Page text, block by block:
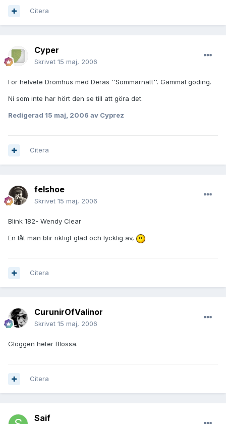
Citera
Cyper
Skrivet 15 maj, 2006
För helvete Drömhus med Deras ''Sommarnatt''. Gammal goding.
Ni som inte har hört den se till att göra det.
Redigerad 15 maj, 2006 av Cyprez
Citera
felshoe
Skrivet 15 maj, 2006
Blink 182- Wendy Clear
En låt man blir riktigt glad och lycklig av,
Citera
CurunirOfValinor
Skrivet 15 maj, 2006
Glöggen heter Blossa.
Citera
Saif